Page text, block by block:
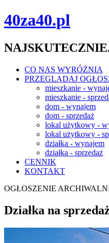
40za40.pl
CO NAS WYRÓŻNIA
PRZEGLĄDAJ
mieszkanie -
mieszkanie -
dom - wynajem
dom - sprzedaż
lokal użytkowy -
lokal użytkowy -
działka - wynajem
działka - sprzedaż
CENNIK
KONTAKT
OGŁOSZENIE
Działka na